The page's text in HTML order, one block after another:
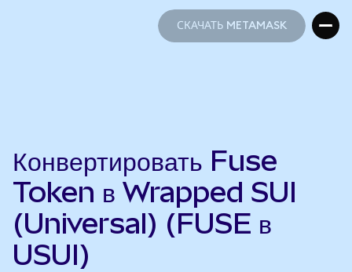
СКАЧАТЬ METAMASK
Конвертировать Fuse
Token в Wrapped SUI
(Universal) (FUSE в
USUI)